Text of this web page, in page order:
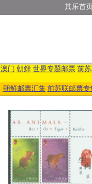
其乐首
澳门 朝鲜 世界专题邮票 前
朝鲜邮票汇集 前苏联邮票专